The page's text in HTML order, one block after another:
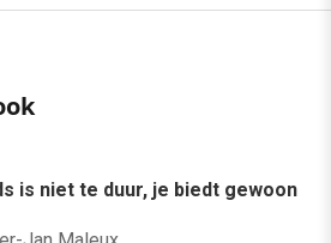
is niet te duur, je biedt gewoon